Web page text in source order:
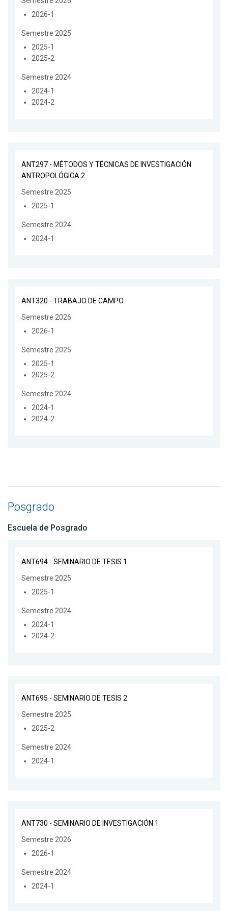
2026-1
Semestre 2025
2025-1
2025-2
Semestre 2024
2024-1
2024-2
ANT297 - MÉTODOS Y TÉCNICAS DE INVESTIGACIÓN
ANTROPOLÓGICA 2
Semestre 2025
2025-1
Semestre 2024
2024-1
ANT320 - TRABAJO DE CAMPO
Semestre 2026
2026-1
Semestre 2025
2025-1
2025-2
Semestre 2024
2024-1
2024-2
Posgrado
Escuela de Posgrado
ANT694 - SEMINARIO DE TESIS 1
Semestre 2025
2025-1
Semestre 2024
2024-1
2024-2
ANT695 - SEMINARIO DE TESIS 2
Semestre 2025
2025-2
Semestre 2024
2024-1
ANT730 - SEMINARIO DE INVESTIGACIÓN 1
Semestre 2026
2026-1
Semestre 2024
2024-1